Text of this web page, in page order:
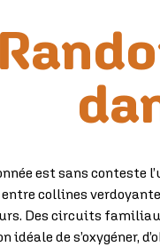
est sans conteste
collines
Des circuits
idéale de s’oxygéner,